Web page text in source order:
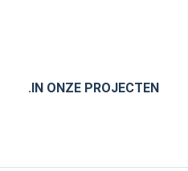
.IN ONZE PROJECTEN